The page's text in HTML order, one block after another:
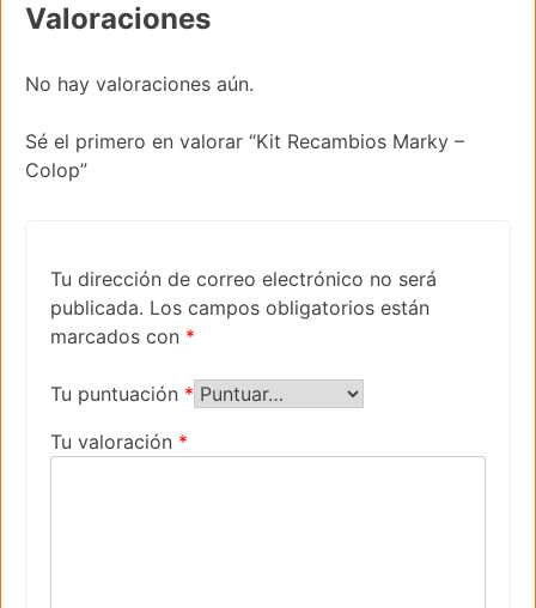
Valoraciones
No hay valoraciones aún.
Sé el primero en valorar “Kit Recambios Marky –
Colop”
Tu dirección de correo electrónico no será
publicada. Los campos obligatorios están
marcados con *
Tu puntuación *
Tu valoración *